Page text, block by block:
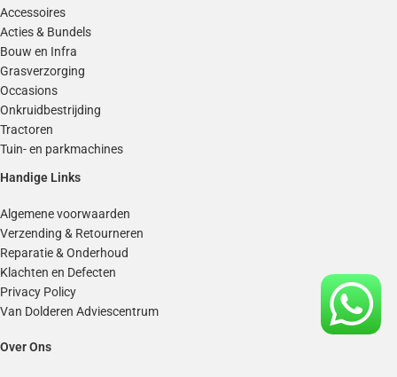
Accessoires
Acties & Bundels
Bouw en Infra
Grasverzorging
Occasions
Onkruidbestrijding
Tractoren
Tuin- en parkmachines
Handige Links
Algemene voorwaarden
Verzending & Retourneren
Reparatie & Onderhoud
Klachten en Defecten
Privacy Policy
Van Dolderen Adviescentrum
Over Ons